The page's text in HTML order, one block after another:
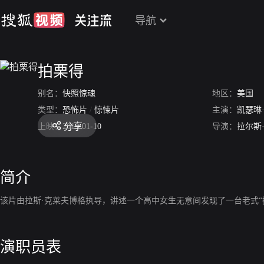
导航
拍栗得
别名： 快照惊魂 地区： 美国
类型： 恐怖片 / 惊悚片 主演： 凯瑟琳
上映： 2019-01-10 导演： 拉尔斯
分享
简介
该片由拉斯·克莱夫博格执导，讲述一个高中女生无意间发现了一台老
演职员表